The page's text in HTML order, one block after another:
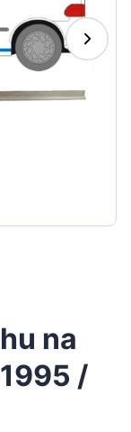
na
/